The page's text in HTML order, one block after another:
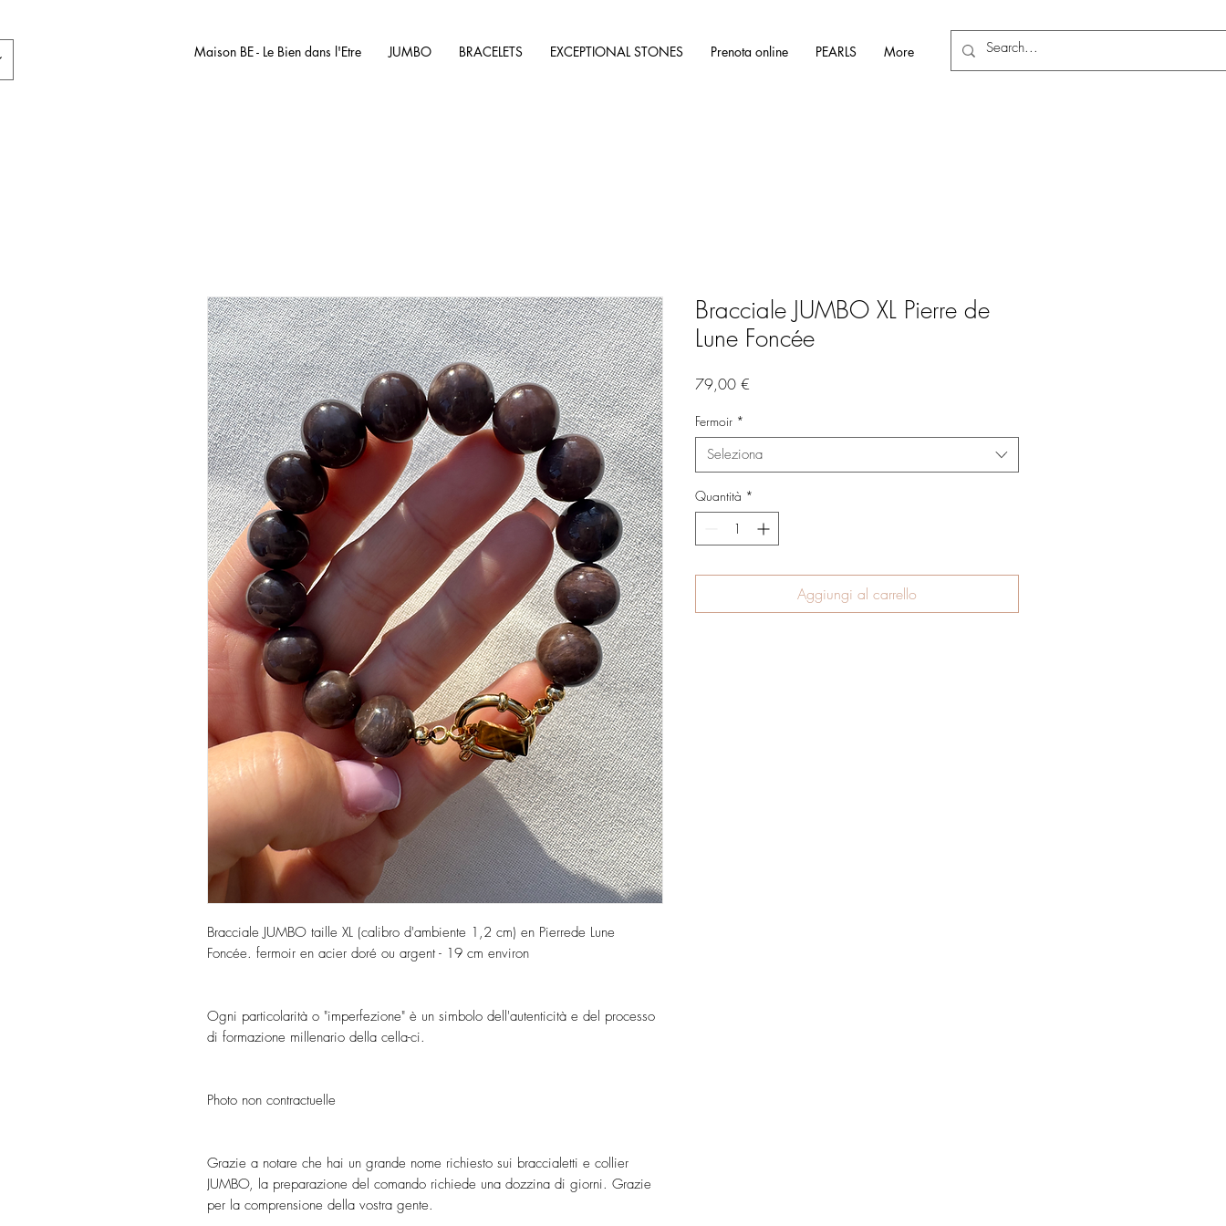
Maison BE - Le Bien dans l'Etre JUMBO BRACELETS EXCEPTIONAL STONES Prenota online PEARLS More
Bracciale JUMBO taille XL (calibro d'ambiente 1,2 cm) en Pierrede Lune
Foncée. fermoir en acier doré ou argent - 19 cm environ
Ogni particolarità o "imperfezione" è un simbolo dell'autenticità e del processo
di formazione millenario della cella-ci.
Photo non contractuelle
Grazie a notare che hai un grande nome richiesto sui braccialetti e collier
JUMBO, la preparazione del comando richiede una dozzina di giorni. Grazie
per la comprensione della vostra gente.
Bracciale JUMBO XL Pierre de
Lune Foncée
79,00 €
Fermoir *
Seleziona
Quantità *
Aggiungi al carrello